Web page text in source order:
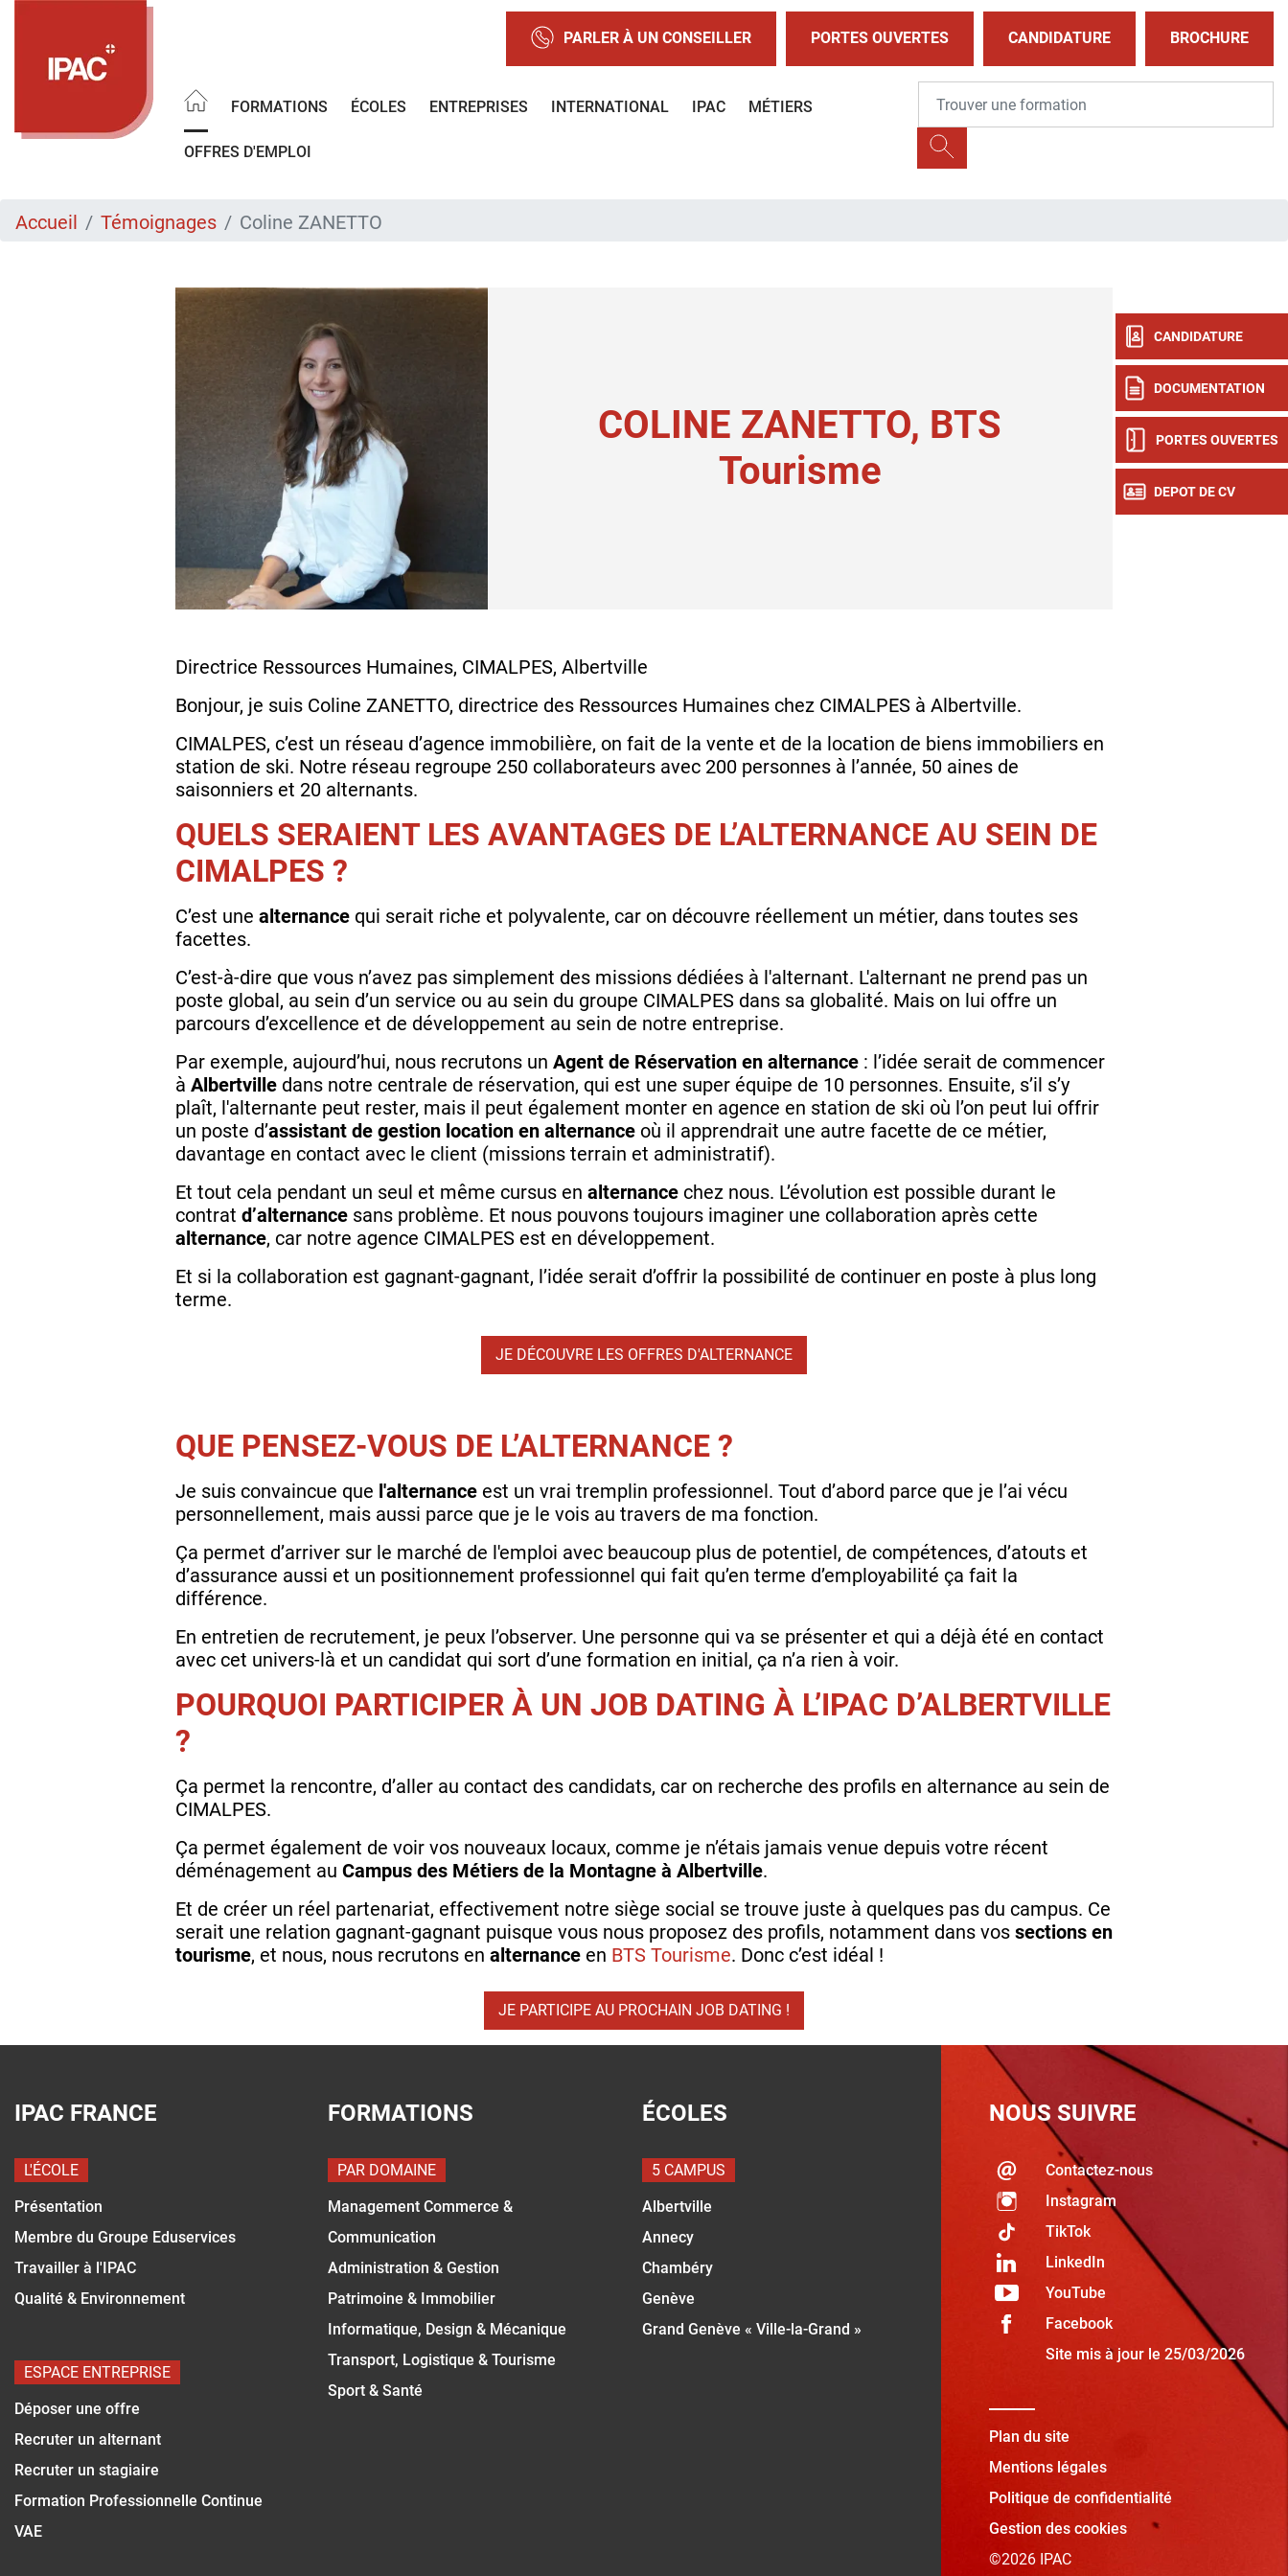
PARLER À UN CONSEILLER PORTES OUVERTES CANDIDATURE BROCHURE
FORMATIONS ÉCOLES ENTREPRISES INTERNATIONAL IPAC MÉTIERS
OFFRES D'EMPLOI
CANDIDATURE
DOCUMENTATION
PORTES OUVERTES
DEPOT DE CV
Accueil Témoignages Coline ZANETTO
COLINE ZANETTO, BTS
Tourisme
Directrice Ressources Humaines, CIMALPES, Albertville
Bonjour, je suis Coline ZANETTO, directrice des Ressources Humaines chez CIMALPES à Albertville.
CIMALPES, c’est un réseau d’agence immobilière, on fait de la vente et de la location de biens immobiliers en
station de ski. Notre réseau regroupe 250 collaborateurs avec 200 personnes à l’année, 50 aines de
saisonniers et 20 alternants.
QUELS SERAIENT LES AVANTAGES DE L’ALTERNANCE AU SEIN DE
CIMALPES ?
C’est une alternance qui serait riche et polyvalente, car on découvre réellement un métier, dans toutes ses
facettes.
C’est-à-dire que vous n’avez pas simplement des missions dédiées à l'alternant. L'alternant ne prend pas un
poste global, au sein d’un service ou au sein du groupe CIMALPES dans sa globalité. Mais on lui offre un
parcours d’excellence et de développement au sein de notre entreprise.
Par exemple, aujourd’hui, nous recrutons un Agent de Réservation en alternance : l’idée serait de commencer
à Albertville dans notre centrale de réservation, qui est une super équipe de 10 personnes. Ensuite, s’il s’y
plaît, l'alternante peut rester, mais il peut également monter en agence en station de ski où l’on peut lui offrir
un poste d’assistant de gestion location en alternance où il apprendrait une autre facette de ce métier,
davantage en contact avec le client (missions terrain et administratif).
Et tout cela pendant un seul et même cursus en alternance chez nous. L’évolution est possible durant le
contrat d’alternance sans problème. Et nous pouvons toujours imaginer une collaboration après cette
alternance, car notre agence CIMALPES est en développement.
Et si la collaboration est gagnant-gagnant, l’idée serait d’offrir la possibilité de continuer en poste à plus long
terme.
JE DÉCOUVRE LES OFFRES D'ALTERNANCE
QUE PENSEZ-VOUS DE L’ALTERNANCE ?
Je suis convaincue que l'alternance est un vrai tremplin professionnel. Tout d’abord parce que je l’ai vécu
personnellement, mais aussi parce que je le vois au travers de ma fonction.
Ça permet d’arriver sur le marché de l'emploi avec beaucoup plus de potentiel, de compétences, d’atouts et
d’assurance aussi et un positionnement professionnel qui fait qu’en terme d’employabilité ça fait la
différence.
En entretien de recrutement, je peux l’observer. Une personne qui va se présenter et qui a déjà été en contact
avec cet univers-là et un candidat qui sort d’une formation en initial, ça n’a rien à voir.
POURQUOI PARTICIPER À UN JOB DATING À L’IPAC D’ALBERTVILLE
?
Ça permet la rencontre, d’aller au contact des candidats, car on recherche des profils en alternance au sein de
CIMALPES.
Ça permet également de voir vos nouveaux locaux, comme je n’étais jamais venue depuis votre récent
déménagement au Campus des Métiers de la Montagne à Albertville.
Et de créer un réel partenariat, effectivement notre siège social se trouve juste à quelques pas du campus. Ce
serait une relation gagnant-gagnant puisque vous nous proposez des profils, notamment dans vos sections en
tourisme, et nous, nous recrutons en alternance en BTS Tourisme. Donc c’est idéal !
JE PARTICIPE AU PROCHAIN JOB DATING !
IPAC FRANCE
L'ÉCOLE
Présentation
Membre du Groupe Eduservices
Travailler à l'IPAC
Qualité & Environnement
ESPACE ENTREPRISE
Déposer une offre
Recruter un alternant
Recruter un stagiaire
Formation Professionnelle Continue
VAE
FORMATIONS
PAR DOMAINE
Management Commerce &
Communication
Administration & Gestion
Patrimoine & Immobilier
Informatique, Design & Mécanique
Transport, Logistique & Tourisme
Sport & Santé
ÉCOLES
5 CAMPUS
Albertville
Annecy
Chambéry
Genève
Grand Genève « Ville-la-Grand »
NOUS SUIVRE
Contactez-nous
Instagram
TikTok
LinkedIn
YouTube
Facebook
Site mis à jour le 25/03/2026
Plan du site
Mentions légales
Politique de confidentialité
Gestion des cookies
©2026 IPAC